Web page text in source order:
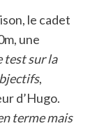
le cadet
une
test sur la
,
d’Hugo.
terme mais